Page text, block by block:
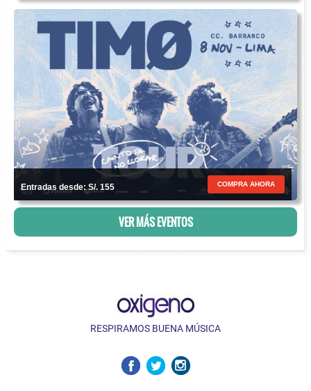
Entradas desde: S/. 155 COMPRA AHORA
VER MÁS EVENTOS
RESPIRAMOS BUENA MÚSICA